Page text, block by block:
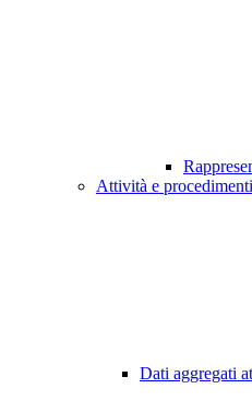
Attività e procedimenti
Dati aggregati